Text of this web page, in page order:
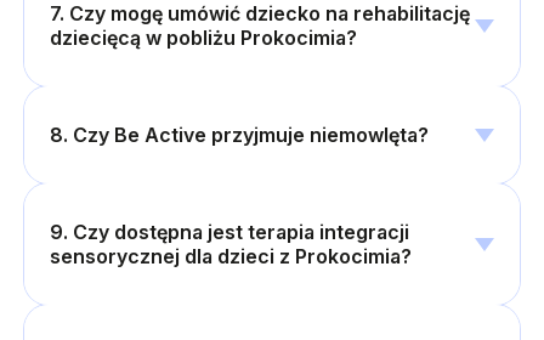
7. Czy mogę umówić dziecko na rehabilitację
dziecięcą w pobliżu Prokocimia?
8. Czy Be Active przyjmuje niemowlęta?
9. Czy dostępna jest terapia integracji
sensorycznej dla dzieci z Prokocimia?